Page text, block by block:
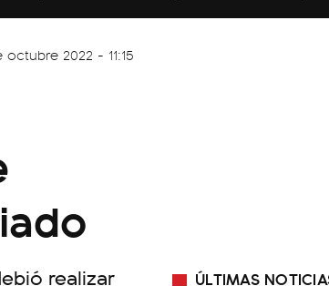
octubre 2022 - 11:15
realizar
ÚLTIMAS